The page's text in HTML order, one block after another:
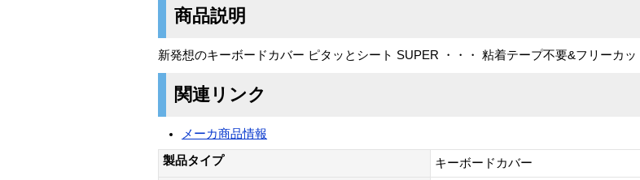
商品説明
新発想のキーボードカバー ピタッとシート SUPER ・・・ 粘着テープ不要&フリーカ
関連リンク
メーカ商品情報
製品タイプ
キーボードカバー